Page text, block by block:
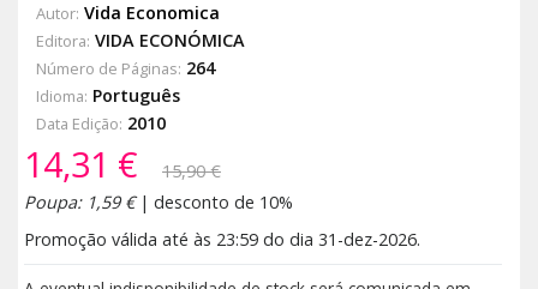
Autor: Vida Economica
Editora: VIDA ECONÓMICA
Número de Páginas: 264
Idioma: Português
Data Edição: 2010
14,31 €
15,90 €
Poupa: 1,59 €| desconto de 10%
Promoção válida até às 23:59 do dia 31-dez-2026.